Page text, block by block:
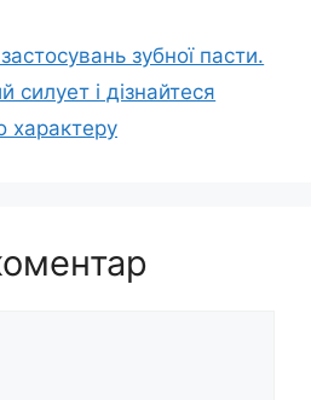
зубної пасти.
силует і дізнайтеся
характеру